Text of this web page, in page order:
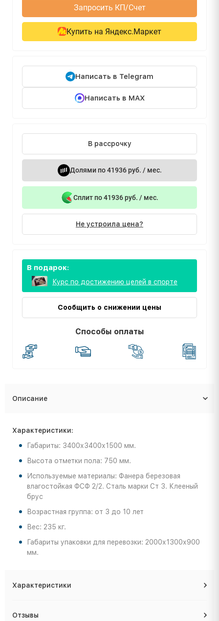
Запросить КП/Счет
Купить на Яндекс.Маркет
Написать в Telegram
Написать в MAX
В рассрочку
Долями по 41936 руб. / мес.
Сплит по 41936 руб. / мес.
Не устроила цена?
В подарок:
Курс по достижению целей в спорте
Сообщить о снижении цены
Способы оплаты
Описание
Характеристики:
Габариты: 3400х3400х1500 мм.
Высота отметки пола: 750 мм.
Используемые материалы: Фанера березовая
влагостойкая ФСФ 2/2. Сталь марки Ст 3. Клееный
брус
Возрастная группа: от 3 до 10 лет
Вес: 235 кг.
Габариты упаковки для перевозки: 2000х1300х900
мм.
Характеристики
Отзывы